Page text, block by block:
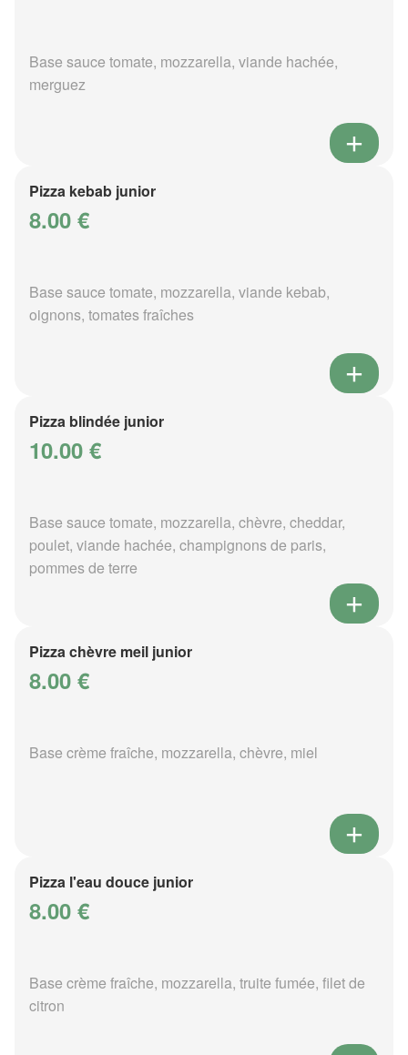
Base sauce tomate, mozzarella, viande hachée,
merguez
Pizza kebab junior
8.00 €
Base sauce tomate, mozzarella, viande kebab,
oignons, tomates fraîches
Pizza blindée junior
10.00 €
Base sauce tomate, mozzarella, chèvre, cheddar,
poulet, viande hachée, champignons de paris,
pommes de terre
Pizza chèvre meil junior
8.00 €
Base crème fraîche, mozzarella, chèvre, miel
Pizza l'eau douce junior
8.00 €
Base crème fraîche, mozzarella, truite fumée, filet de
citron